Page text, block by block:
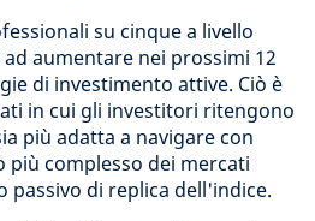
su cinque a livello
aumentare nei prossimi 12
di investimento attive. Ciò è
in cui gli investitori ritengono
più adatta a navigare con
più complesso dei mercati
passivo di replica dell'indice.